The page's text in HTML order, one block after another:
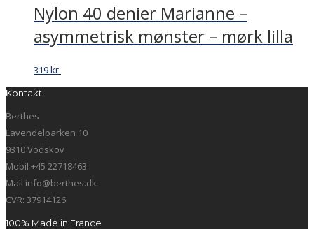
Nylon 40 denier Marianne –
asymmetrisk mønster – mørk lilla
319kr.
Kontakt
Berthes
Lavendelparken 10
9310 Vodskov
Mobil +45 22718463
Mail info@berthes.dk
CVR: 37914126
100% Made in France